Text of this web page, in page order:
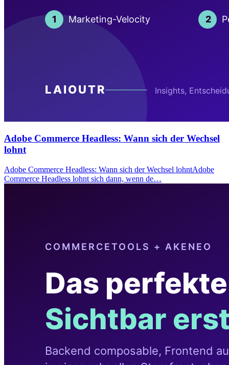
Adobe Commerce Headless: Wann sich der Wechsel
lohnt
Adobe Commerce Headless: Wann sich der Wechsel lohntAdobe
Commerce Headless lohnt sich dann, wenn de…